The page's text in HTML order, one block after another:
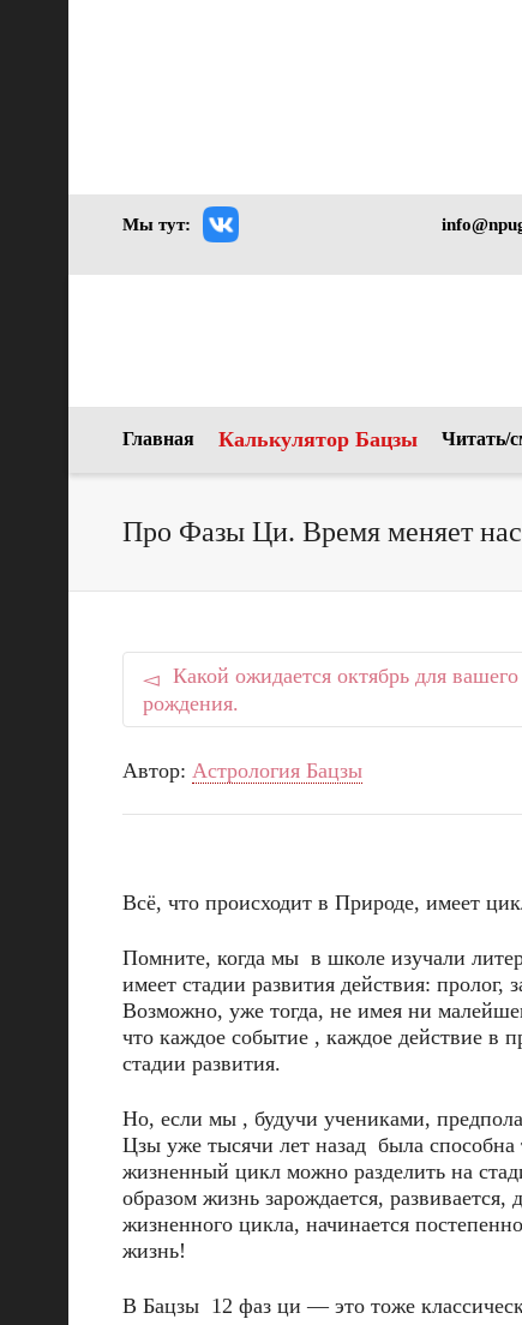
Мы тут:
Главная Калькулятор Бацзы Читать/
Про Фазы Ци. Время меняет
Какой ожидается октябрь для вашего
рождения.
Автор: Астрология Бацзы
Всё, что происходит в Природе, имеет
Помните, когда мы в школе изучали
имеет стадии развития действия: пролог,
Возможно, уже тогда, не имея ни
что каждое событие , каждое действие в
стадии развития.
Но, если мы , будучи учениками,
Цзы уже тысячи лет назад была
жизненный цикл можно разделить на
образом жизнь зарождается,
жизненного цикла, начинается
жизнь!
В Бацзы 12 фаз ци — это тоже